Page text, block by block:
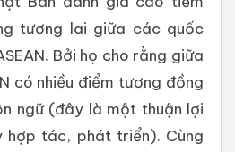
tương lai giữa các quốc
Bởi họ cho rằng giữa
có nhiều điểm tương đồng
ngữ (đây là một thuận lợi
hợp tác, phát triển). Cùng